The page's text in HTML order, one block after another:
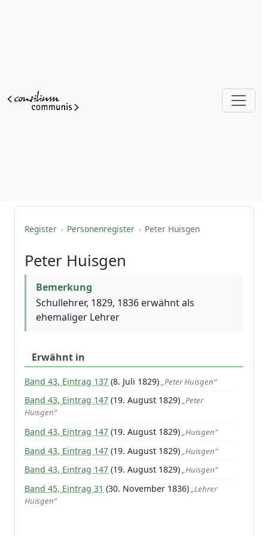
Register › Personenregister › Peter Huisgen
Peter Huisgen
Bemerkung
Schullehrer, 1829, 1836 erwähnt als
ehemaliger Lehrer
Erwähnt in
Band 43, Eintrag 137 (8. Juli 1829)„Peter Huisgen“
Band 43, Eintrag 147 (19. August 1829)„Peter
Huisgen“
Band 43, Eintrag 147 (19. August 1829)„Huisgen“
Band 43, Eintrag 147 (19. August 1829) „Huisgen“
Band 43, Eintrag 147 (19. August 1829)„Huisgen“
Band 45, Eintrag 31 (30. November 1836)„Lehrer
Huisgen“